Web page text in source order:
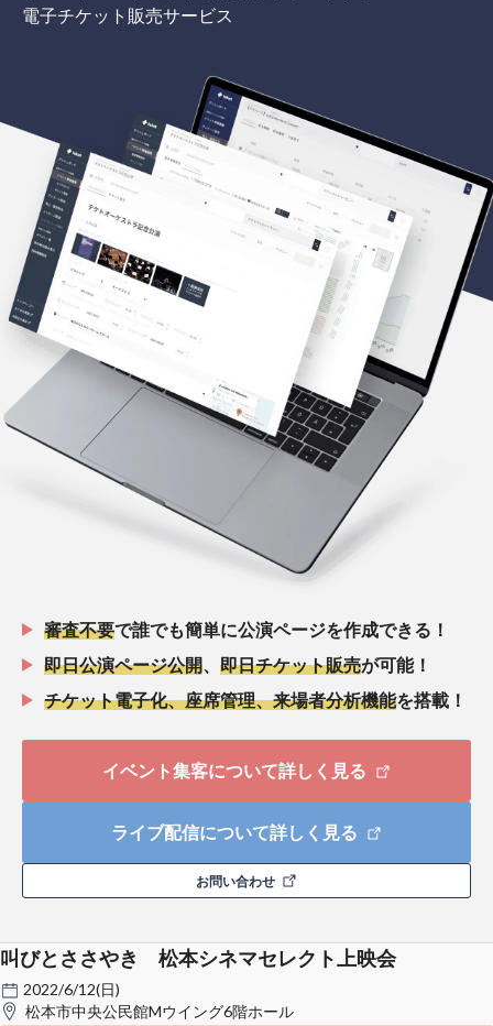
電子チケット販売サービス
審査不要で誰でも簡単に公演ページを作成できる！
即日公演ページ公開
即日チケット販売が可能！
チケット電子化、座席管理、来場者分析機能を搭載！
イベント集客について詳しく見る
ライブ配信について詳しく見る
お問い合わせ
叫びとささやき 松本シネマセレクト上映会
2022/6/12(日)
松本市中央公民館Mウイング6階ホール